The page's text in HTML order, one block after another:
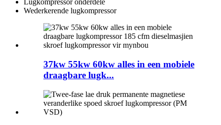
Lugkompressor onderdele
Wederkerende lugkompressor
37kw 55kw 60kw alles in een mobiele
draagbare lugk...